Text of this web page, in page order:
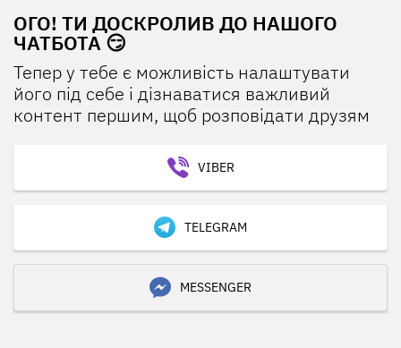
ОГО! ТИ ДОСКРОЛИВ ДО НАШОГО
ЧАТБОТА 😏
Тепер у тебе є можливість налаштувати
його під себе і дізнаватися важливий
контент першим, щоб розповідати друзям
VIBER
TELEGRAM
MESSENGER